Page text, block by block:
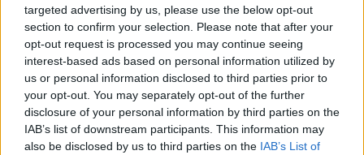
targeted advertising by us, please use the below opt-out
section to confirm your selection. Please note that after your
opt-out request is processed you may continue seeing
interest-based ads based on personal information utilized by
us or personal information disclosed to third parties prior to
your opt-out. You may separately opt-out of the further
disclosure of your personal information by third parties on the
IAB’s list of downstream participants. This information may
also be disclosed by us to third parties on the IAB’s List of
Κουνάβας, Σοροβός, Δήμος, Νικολάου,
Ντάβανος (72’ Παπαδόπουλος), Δασκαλής (60’
Ταράσης).
Η Κ17, για την 15η αγωνιστική του ‘Β ομίλου του
πρωταθλήματος της, επιβλήθηκε με 3-0 του
Βόλου.